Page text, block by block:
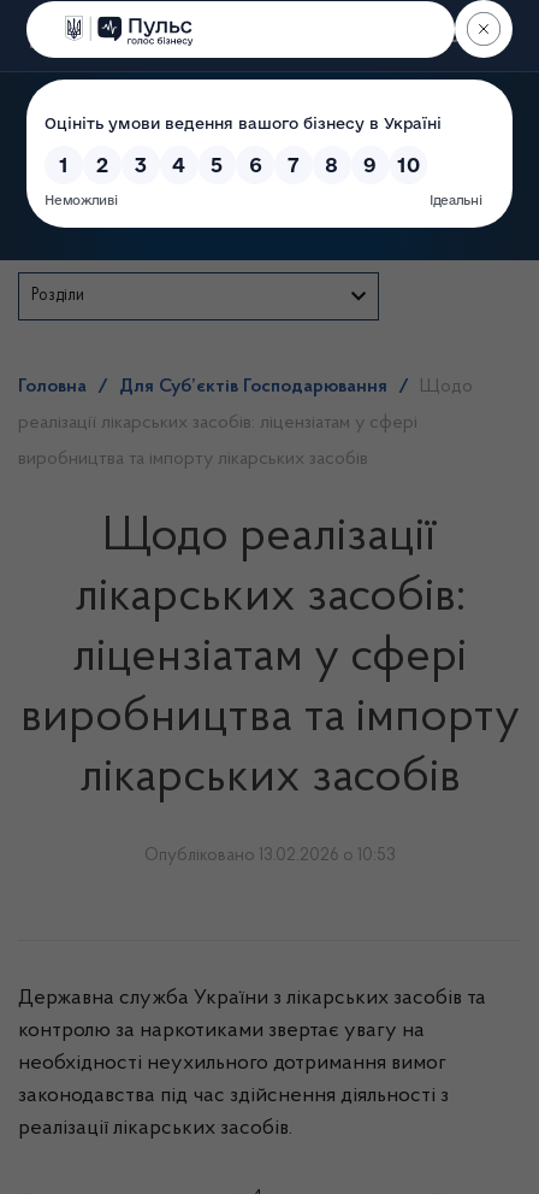
Пошук
Розділи
Головна / Для Суб’єктів Господарювання /
Щодо
реалізації лікарських засобів: ліцензіатам у сфері
виробництва та імпорту лікарських засобів
Щодо реалізації
лікарських засобів:
ліцензіатам у сфері
виробництва та імпорту
лікарських засобів
Опубліковано 13.02.2026 о 10:53
Державна служба України з лікарських засобів та
контролю за наркотиками звертає увагу на
необхідності неухильного дотримання вимог
законодавства під час здійснення діяльності з
реалізації лікарських засобів.